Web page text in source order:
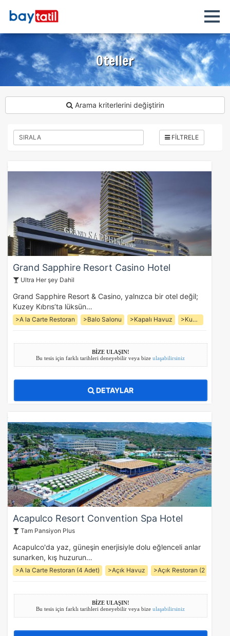
Oteller
Arama kriterlerini değiştirin
FİLTRELE
Grand Sapphire Resort Casino Hotel
Ultra Her şey Dahil
Grand Sapphire Resort & Casino, yalnızca bir otel değil;
Kuzey Kıbrıs’ta lüksün…
>A la Carte Restoran >Balo Salonu >Kapalı Havuz >Kuaför
BİZE ULAŞIN!
Bu tesis için farklı tarihleri deneyebilir veya bizeulaşabilirsiniz
DETAYLAR
Acapulco Resort Convention Spa Hotel
Tam Pansiyon Plus
Acapulco'da yaz, güneşin enerjisiyle dolu eğlenceli anlar
sunarken, kış huzurun…
>A la Carte Restoran (4 Adet) >Açık Havuz >Açık Restoran (2 Adet)
BİZE ULAŞIN!
Bu tesis için farklı tarihleri deneyebilir veya bizeulaşabilirsiniz